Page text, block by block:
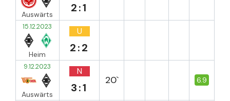
Auswärts 2:1
15.12.2023
Heim
U
2:2
9.12.2023
Auswärts
N
3:1
20` 6.9